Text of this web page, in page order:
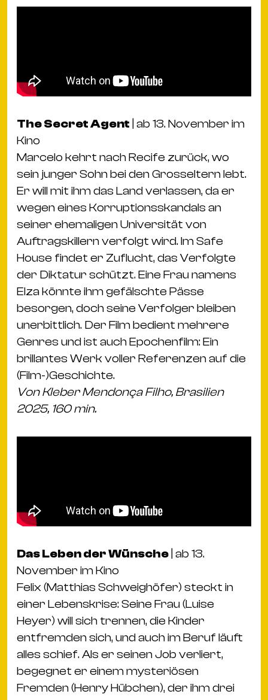
The Secret Agent | ab 13. November im
Kino
Marcelo kehrt nach Recife zurück, wo
sein junger Sohn bei den Grosseltern lebt.
Er will mit ihm das Land verlassen, da er
wegen eines Korruptionsskandals an
seiner ehemaligen Universität von
Auftragskillern verfolgt wird. Im Safe
House findet er Zuflucht, das Verfolgte
der Diktatur schützt. Eine Frau namens
Elza könnte ihm gefälschte Pässe
besorgen, doch seine Verfolger bleiben
unerbittlich. Der Film bedient mehrere
Genres und ist auch Epochenfilm: Ein
brillantes Werk voller Referenzen auf die
(Film-)Geschichte.
Von Kleber Mendonça Filho, Brasilien
2025, 160 min.
Das Leben der Wünsche | ab 13.
November im Kino
Felix (Matthias Schweighöfer) steckt in
einer Lebenskrise: Seine Frau (Luise
Heyer) will sich trennen, die Kinder
entfremden sich, und auch im Beruf läuft
alles schief. Als er seinen Job verliert,
begegnet er einem mysteriösen
Fremden (Henry Hübchen), der ihm drei